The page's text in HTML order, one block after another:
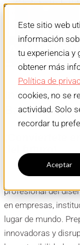
Este sitio web
información
tu experiencia y
obtener más
Política de
cookies, no se
actividad. Solo
recordar tu
Aceptar
Bachelor’s
Desarrolla tu
profesional del
en empresas,
lugar de mundo.
innovadoras y